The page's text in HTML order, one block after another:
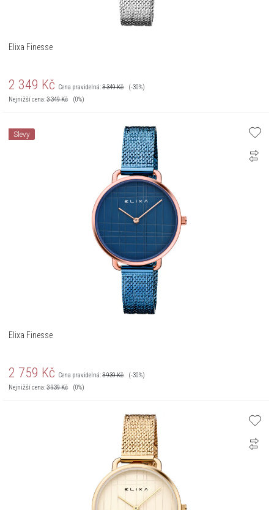
Elixa Finesse
2 349 Kč Cena pravidelná:3 349Kč
(-30%)
Nejnižší cena:3 349Kč (0%)
Slevy
Elixa Finesse
2 759 Kč Cena pravidelná:3 939Kč
(-30%)
Nejnižší cena:3 939Kč (0%)